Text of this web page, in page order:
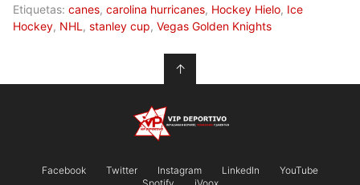
Etiquetas: canes, carolina hurricanes, Hockey Hielo, Ice
Hockey, NHL , stanley cup, Vegas Golden Knights
↑
Facebook Twitter Instagram LinkedIn
YouTube